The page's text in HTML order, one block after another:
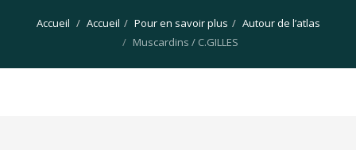
Accueil Accueil Pour en savoir plus
Autour de l’atlas
Muscardins / C.GILLES